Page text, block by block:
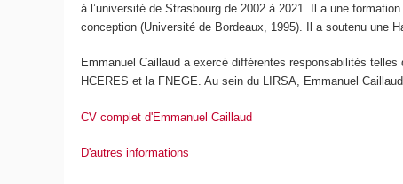
à l’université de Strasbourg de 2002 à 2021. Il a une
conception (Université de Bordeaux, 1995). Il a soutenu une
Emmanuel Caillaud a exercé différentes responsabilités
HCERES et la FNEGE. Au sein du LIRSA, Emmanuel
CV complet d'Emmanuel Caillaud
D'autres informations